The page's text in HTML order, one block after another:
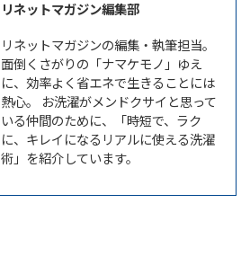
リネットマガジン編集部
リネットマガジンの編集・執筆担当。
面倒くさがりの「ナマケモノ」ゆえ
に、効率よく省エネで生きることには
熱心。 お洗濯がメンドクサイと思って
いる仲間のために、「時短で、ラク
に、キレイになるリアルに使える洗濯
術」を紹介しています。